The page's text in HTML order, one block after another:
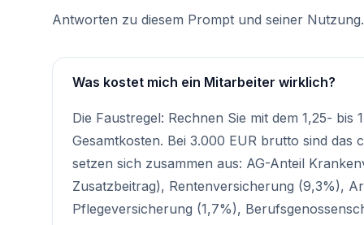
Antworten zu diesem Prompt und seiner Nutzung.
Was kostet mich ein Mitarbeiter wirklich?
Die Faustregel: Rechnen Sie mit dem 1,25- bis
Gesamtkosten. Bei 3.000 EUR brutto sind das
setzen sich zusammen aus: AG-Anteil
Zusatzbeitrag), Rentenversicherung (9,3%),
Pflegeversicherung (1,7%),